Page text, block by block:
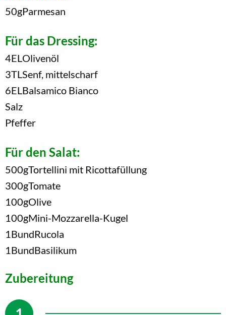
50gParmesan
Für das Dressing:
4EL Olivenöl
3TL Senf, mittelscharf
6EL Balsamico Bianco
Salz
Pfeffer
Für den Salat:
500gTortellini mit Ricottafüllung
300gTomate
100gOlive
100gMini-Mozzarella-Kugel
1 BundRucola
1 BundBasilikum
Zubereitung